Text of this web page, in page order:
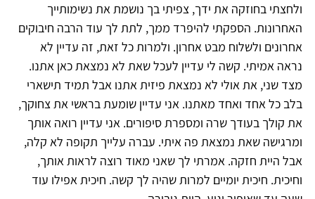
ולחצתי בחוזקה את ידך, צפיתי בך נושמת את נשימותייך
האחרונות. הספקתי להיפרד ממך, לתת לך עוד הרבה חיבוקים
אחרונים ולשלוח מבט אחרון. ולמרות כל זאת, זה עדיין לא
נראה אמיתי. קשה לי עדיין לעכל שאת לא נמצאת כאן אתנו.
מצד שני, את אולי לא נמצאת פיזית אתנו אבל תמיד תישארי
בלב כל אחד ואחד מאתנו. אני עדיין שומעת בראשי את צחוקך,
את קולך בעודך שרה ומספרת סיפורים. אני עדיין רואה אותך
ומרגישה שאת נמצאת פה איתי. עברה עלייך תקופה לא קלה,
אבל היית חזקה. אמרתי לך שאני מאוד רוצה לראות אותך,
וחיכית. חיכית יומיים למרות שהיה לך קשה. חיכית אפילו עוד